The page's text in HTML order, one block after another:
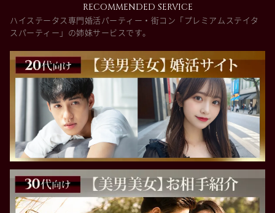
RECOMMENDED SERVICE
ハイステータス専門婚活パーティー・街コン「プレミアムステイタ
スパーティー」の姉妹サービスです。